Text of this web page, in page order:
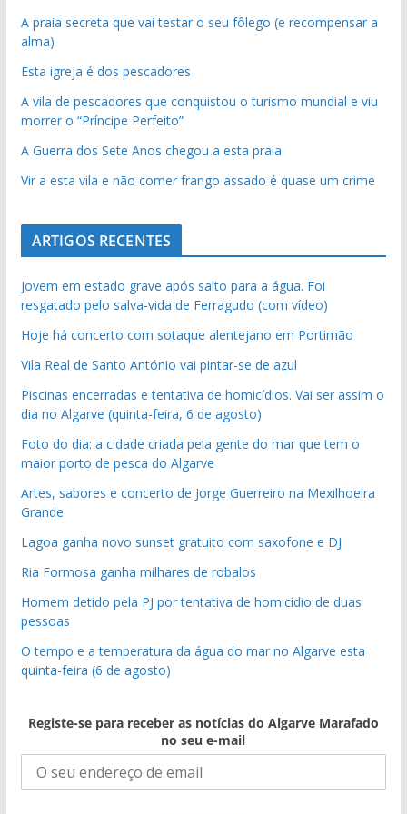
A praia secreta que vai testar o seu fôlego (e recompensar a
alma)
Esta igreja é dos pescadores
A vila de pescadores que conquistou o turismo mundial e viu
morrer o “Príncipe Perfeito”
A Guerra dos Sete Anos chegou a esta praia
Vir a esta vila e não comer frango assado é quase um crime
ARTIGOS RECENTES
Jovem em estado grave após salto para a água. Foi
resgatado pelo salva-vida de Ferragudo (com vídeo)
Hoje há concerto com sotaque alentejano em Portimão
Vila Real de Santo António vai pintar-se de azul
Piscinas encerradas e tentativa de homicídios. Vai ser assim o
dia no Algarve (quinta-feira, 6 de agosto)
Foto do dia: a cidade criada pela gente do mar que tem o
maior porto de pesca do Algarve
Artes, sabores e concerto de Jorge Guerreiro na Mexilhoeira
Grande
Lagoa ganha novo sunset gratuito com saxofone e DJ
Ria Formosa ganha milhares de robalos
Homem detido pela PJ por tentativa de homicídio de duas
pessoas
O tempo e a temperatura da água do mar no Algarve esta
quinta-feira (6 de agosto)
Registe-se para receber as notícias do Algarve Marafado
no seu e-mail